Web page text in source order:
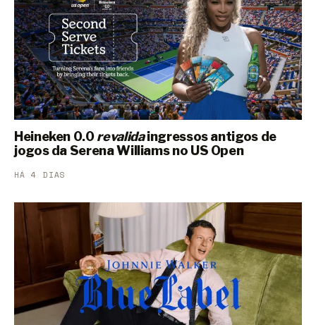
Heineken 0.0revalidaingressos antigos de
jogos da Serena Williams no US Open
HÁ 4 DIAS